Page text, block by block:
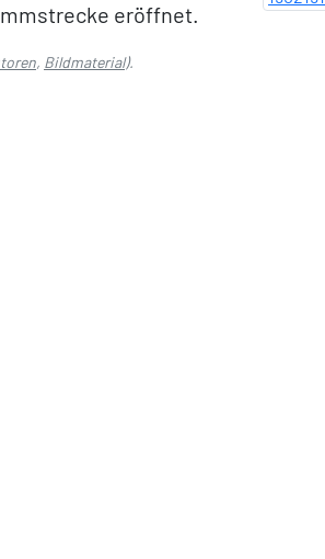
eröffnet.
, Bildmaterial).